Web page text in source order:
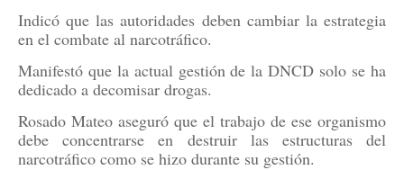
Indicó que las autoridades deben cambiar la estrategia
en el combate al narcotráfico.
Manifestó que la actual gestión de la DNCD solo se ha
dedicado a decomisar drogas.
Rosado Mateo aseguró que el trabajo de ese organismo
debe concentrarse en destruir las estructuras del
narcotráfico como se hizo durante su gestión.